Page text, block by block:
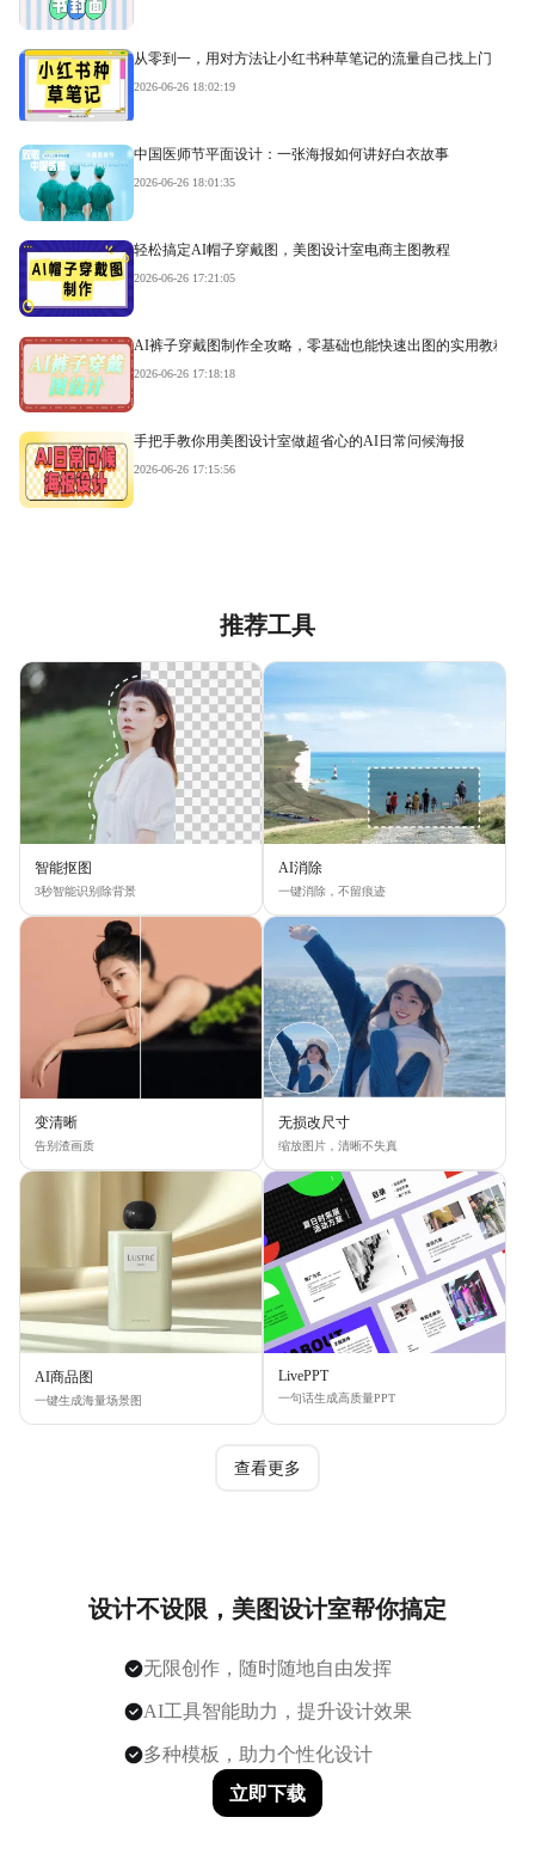
从零到一，用对方法让小红书种草笔记的流量自己找上门
2026-06-26 18:02:19
中国医师节平面设计：一张海报如何讲好白衣故事
2026-06-26 18:01:35
轻松搞定AI帽子穿戴图，美图设计室电商主图教程
2026-06-26 17:21:05
AI裤子穿戴图制作全攻略，零基础也能快速出图的实用教程
2026-06-26 17:18:18
手把手教你用美图设计室做超省心的AI日常问候海报
2026-06-26 17:15:56
推荐工具
智能抠图
3秒智能识别除背景
AI消除
一键消除，不留痕迹
变清晰
告别渣画质
无损改尺寸
缩放图片，清晰不失真
AI商品图
一键生成海量场景图
LivePPT
一句话生成高质量PPT
查看更多
设计不设限，美图设计室帮你搞定
无限创作，随时随地自由发挥
AI工具智能助力，提升设计效果
多种模板，助力个性化设计
立即下载